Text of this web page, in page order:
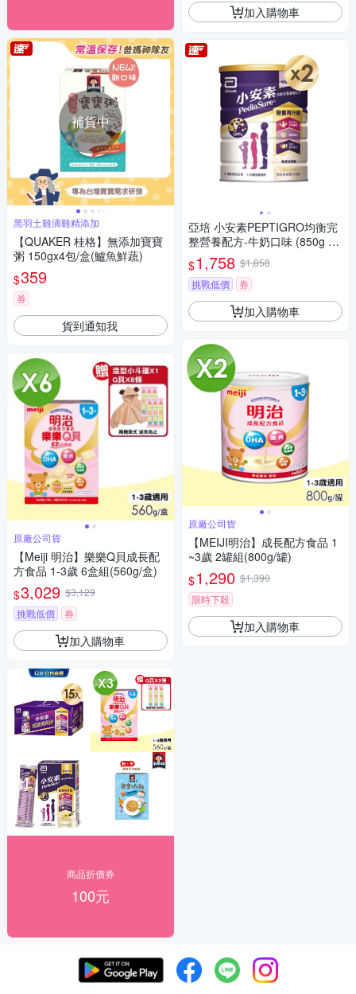
補貨中
黑羽土雞滴雞精添加
【QUAKER 桂格】無添加寶寶
粥 150gx4包/盒(鱸魚鮮蔬)
$359
券
貨到通知我
原廠公司貨
【Meiji 明治】樂樂Q貝成長配
方食品 1-3歲 6盒組(560g/盒)
$3,029 $3,129
挑戰低價
券
加入購物車
商品折價券
100元
加入購物車
亞培 小安素PEPTIGRO均衡完
整營養配方-牛奶口味 (850g x
2入)
$1,758 $1,858
挑戰低價
券
加入購物車
原廠公司貨
【MEIJI明治】成長配方食品 1
~3歲 2罐組(800g/罐)
$1,290 $1,390
限時下殺
加入購物車